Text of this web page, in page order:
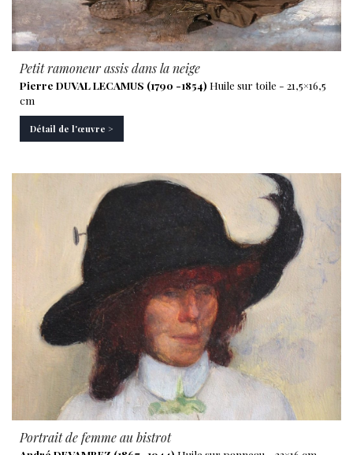
Petit ramoneur assis dans la neige
Pierre DUVAL LECAMUS (1790 -1854) Huile sur toile - 21,5×16,5
cm
Détail de l'œuvre >
Portrait de femme au bistrot